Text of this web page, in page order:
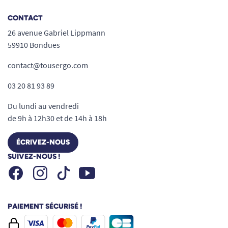
Praticité :
installation en quelques secondes, sans
déranger l’ergonomie de votre fauteuil.
volonté entre l’assise pleine et l’assise
anatomique, selon l’usage.
pour un usage fréquent y compris dans des
conditions humides ou en institution.
Grâce à cette assise, profitez pleinement de
toutes les fonctionnalités du fauteuil roulant
Wheelable, tout en favorisant votre bien-être et
en renforçant votre sécurité… partout, tout le
Résumons : pourquoi adopter l’assise
CONTACT
26 avenue Gabriel Lippmann
59910 Bondues
contact@tousergo.com
03 20 81 93 89
Du lundi au vendredi
de 9h à 12h30 et de 14h à 18h
ÉCRIVEZ-NOUS
SUIVEZ-NOUS !
FacebookInstagramTiktok Youtube
PAIEMENT SÉCURISÉ !